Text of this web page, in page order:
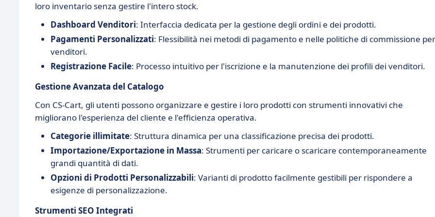
loro inventario senza gestire l'intero stock.
Dashboard Venditori: Interfaccia dedicata per la gestione degli ordini e dei prodotti.
Pagamenti Personalizzati: Flessibilità nei metodi di pagamento e nelle politiche di commissione
venditori.
Registrazione Facile: Processo intuitivo per l'iscrizione e la manutenzione dei profili dei venditori.
Gestione Avanzata del Catalogo
Con CS-Cart, gli utenti possono organizzare e gestire i loro prodotti con strumenti innovativi che
migliorano l'esperienza del cliente e l'efficienza operativa.
Categorie illimitate: Struttura dinamica per una classificazione precisa dei prodotti.
Importazione/Exportazione in Massa: Strumenti per caricare o scaricare contemporaneamente
grandi quantità di dati.
Opzioni di Prodotti Personalizzabili: Varianti di prodotto facilmente gestibili per rispondere a
esigenze di personalizzazione.
Strumenti SEO Integrati